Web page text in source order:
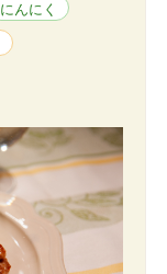
にんにく